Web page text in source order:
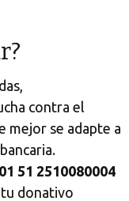
contra el
mejor se adapte a
51 2510080004
tu donativo